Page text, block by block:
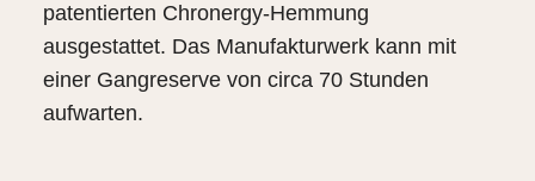
patentierten Chronergy-Hemmung
ausgestattet. Das Manufakturwerk kann mit
einer Gangreserve von circa 70 Stunden
aufwarten.